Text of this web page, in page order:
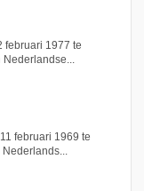
februari 1977 te
Nederlandse...
februari 1969 te
Nederlands...